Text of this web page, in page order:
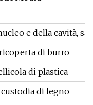
e della cavità,
di burro
di plastica
di legno